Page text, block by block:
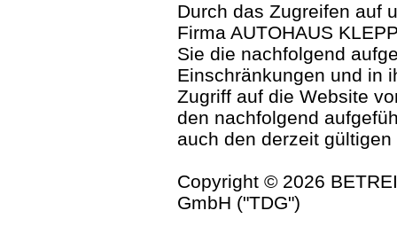
Durch das Zugreifen auf
Firma AUTOHAUS
Sie die nachfolgend
Einschränkungen und in
Zugriff auf die Website
den nachfolgend
auch den derzeit gültigen
Copyright © 2026
GmbH ("TDG")